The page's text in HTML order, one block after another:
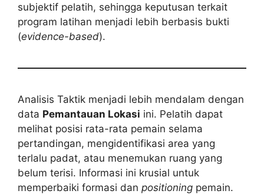
subjektif pelatih, sehingga keputusan terkait
program latihan menjadi lebih berbasis bukti
(evidence-based).
Analisis Taktik menjadi lebih mendalam dengan
data Pemantauan Lokasi ini. Pelatih dapat
melihat posisi rata-rata pemain selama
pertandingan, mengidentifikasi area yang
terlalu padat, atau menemukan ruang yang
belum terisi. Informasi ini krusial untuk
memperbaiki formasi dan positioning pemain.